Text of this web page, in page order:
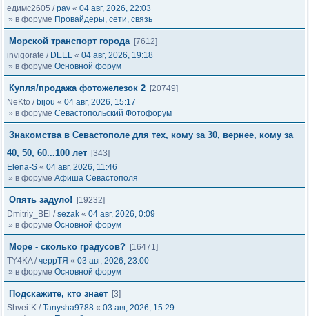
едимс2605 /pav « 04 авг, 2026, 22:03
» в форуме Провайдеры, сети, связь
Морской транспорт города [7612]
invigorate / DEEL « 04 авг, 2026, 19:18
» в форуме Основной форум
Купля/продажа фотожелезок 2 [20749]
NeKto / bijou « 04 авг, 2026, 15:17
» в форуме Севастопольский Фотофорум
Знакомства в Севастополе для тех, кому за 30, вернее, кому за
40, 50, 60...100 лет [343]
Elena-S « 04 авг, 2026, 11:46
» в форуме Афиша Севастополя
Опять задуло!
[19232]
Dmitriy_BEl /sezak « 04 авг, 2026, 0:09
» в форуме Основной форум
Море - сколько градусов? [16471]
TY4KA/черрТЯ « 03 авг, 2026, 23:00
» в форуме Основной форум
Подскажите, кто знает [3]
Shvei`K /Tanysha9788 « 03 авг, 2026, 15:29